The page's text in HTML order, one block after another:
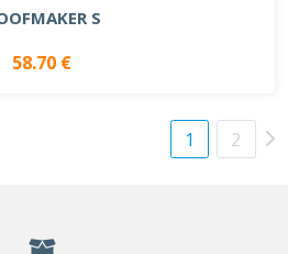
S
58.70 €
1 2